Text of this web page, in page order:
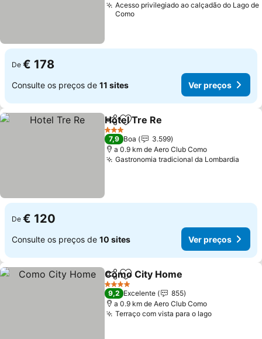
Acesso privilegiado ao calçadão do Lago de
Como
De € 178
Consulte os preços de 11 sites Ver preços
PartilharAdicionar aos favoritos
Hotel Tre Re
3 Estrelas
7,9 Boa
3.599
a 0.9 km de Aero Club Como
Gastronomia tradicional da Lombardia
De € 120
Consulte os preços de 10 sites Ver preços
PartilharAdicionar aos favoritos
Como City Home
4 Estrelas
9,2 Excelente
855
a 0.9 km de Aero Club Como
Terraço com vista para o lagoVer preços